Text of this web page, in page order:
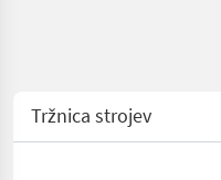
Tržnica strojev